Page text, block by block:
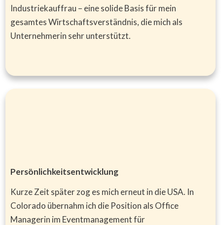
Industriekauffrau – eine solide Basis für mein
gesamtes Wirtschaftsverständnis, die mich als
Unternehmerin sehr unterstützt.
Persönlichkeitsentwicklung
Kurze Zeit später zog es mich erneut in die USA. In
Colorado übernahm ich die Position als Office
Managerin im Eventmanagement für